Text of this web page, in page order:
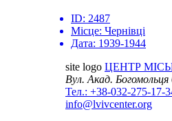
ID: 2487
Місце: Чернівці
Дата: 1939-1944
site logo ЦЕНТР
Вул. Акад. Богомольця
Тел.: +38-032-275-17-
info@lvivcenter.org